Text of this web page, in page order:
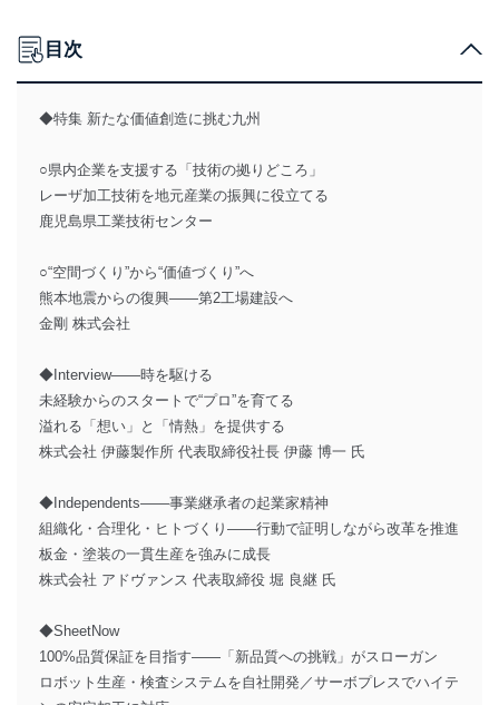
目次
◆特集 新たな価値創造に挑む九州
○県内企業を支援する「技術の拠りどころ」
レーザ加工技術を地元産業の振興に役立てる
鹿児島県工業技術センター
○“空間づくり”から“価値づくり”へ
熊本地震からの復興――第2工場建設へ
金剛 株式会社
◆Interview――時を駆ける
未経験からのスタートで“プロ”を育てる
溢れる「想い」と「情熱」を提供する
株式会社 伊藤製作所 代表取締役社長 伊藤 博一 氏
◆Independents――事業継承者の起業家精神
組織化・合理化・ヒトづくり――行動で証明しながら改革を推進
板金・塗装の一貫生産を強みに成長
株式会社 アドヴァンス 代表取締役 堀 良継 氏
◆SheetNow
100%品質保証を目指す――「新品質への挑戦」がスローガン
ロボット生産・検査システムを自社開発／サーボプレスでハイテ